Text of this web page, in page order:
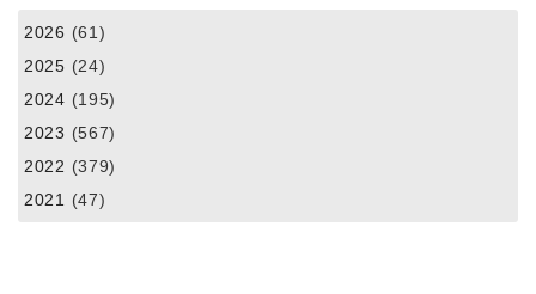
2026 (61)
2025 (24)
2024 (195)
2023 (567)
2022 (379)
2021 (47)